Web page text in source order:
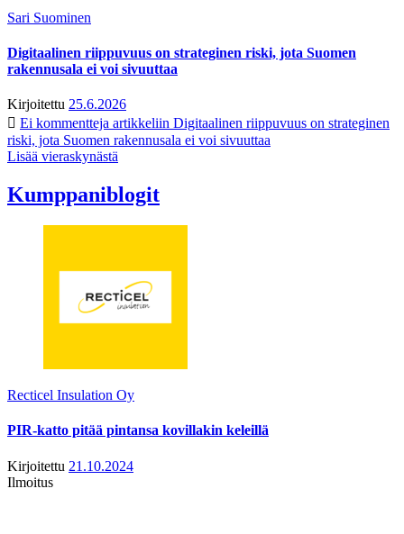
Sari Suominen
Digitaalinen riippuvuus on strateginen riski, jota Suomen
rakennusala ei voi sivuuttaa
Kirjoitettu 25.6.2026
Ei kommentteja artikkeliin Digitaalinen riippuvuus on strateginen
riski, jota Suomen rakennusala ei voi sivuuttaa
Lisää vieraskynästä
Kumppaniblogit
Recticel Insulation Oy
PIR-katto pitää pintansa kovillakin keleillä
Kirjoitettu 21.10.2024
Ilmoitus